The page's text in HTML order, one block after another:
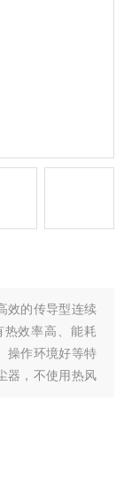
效的传导型连续
效率高、能耗
操作环境好等特
器，不使用热风
用于化工，医